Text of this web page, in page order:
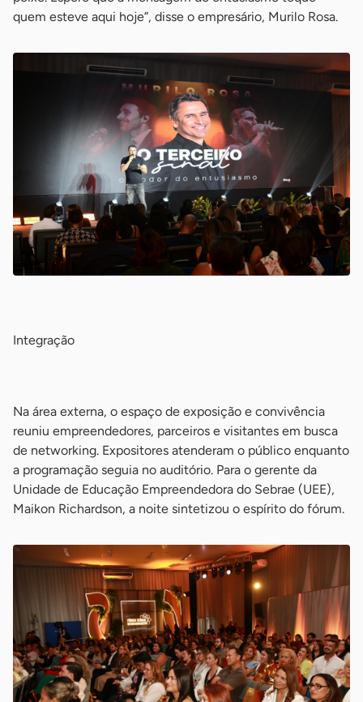
quem esteve aqui hoje”, disse o empresário, Murilo Rosa.
Integração
Na área externa, o espaço de exposição e convivência
reuniu empreendedores, parceiros e visitantes em busca
de networking. Expositores atenderam o público enquanto
a programação seguia no auditório. Para o gerente da
Unidade de Educação Empreendedora do Sebrae (UEE),
Maikon Richardson, a noite sintetizou o espírito do fórum.